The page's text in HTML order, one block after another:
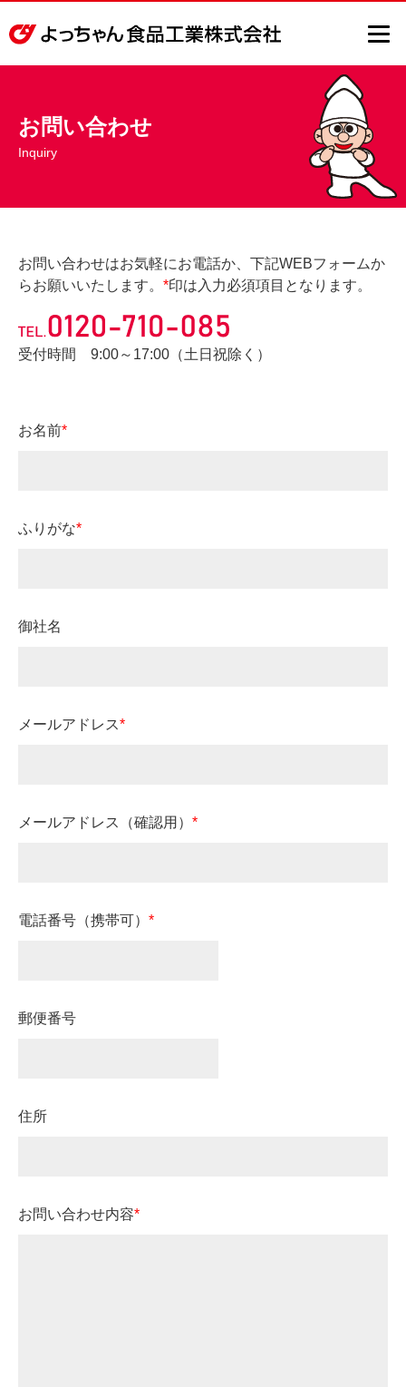
お問い合わせ
お問い合わせはお気軽にお電話か、下記WEBフォームか
らお願いいたします。 *印は入力必須項目となります。
受付時間 9:00～17:00（土日祝除く）
お名前*
ふりがな*
御社名
メールアドレス*
メールアドレス（確認用） *
電話番号（携帯可） *
郵便番号
住所
お問い合わせ内容*